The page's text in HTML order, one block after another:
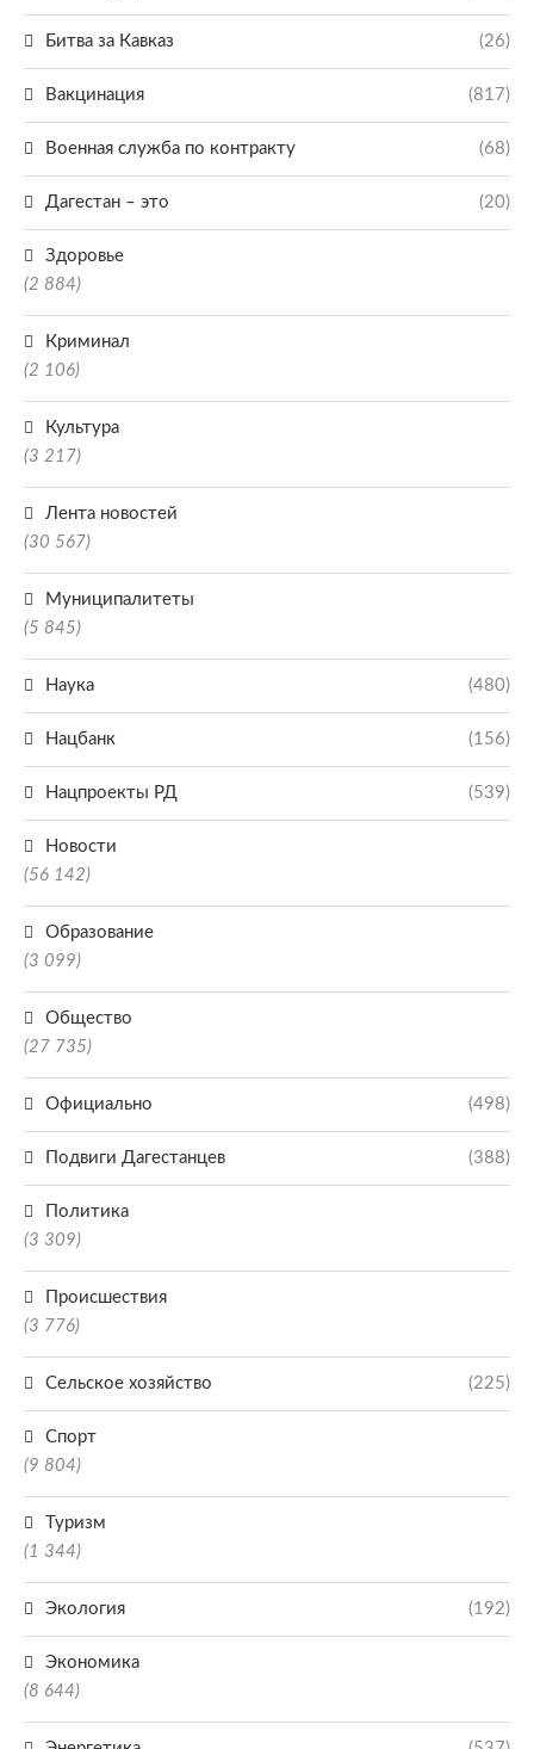
Битва за Кавказ (26)
Вакцинация (817)
Военная служба по контракту (68)
Дагестан – это (20)
Здоровье
(2 884)
Криминал
(2 106)
Культура
(3 217)
Лента новостей
(30 567)
Муниципалитеты
(5 845)
Наука (480)
Нацбанк (156)
Нацпроекты РД (539)
Новости
(56 142)
Образование
(3 099)
Общество
(27 735)
Официально (498)
Подвиги Дагестанцев (388)
Политика
(3 309)
Происшествия
(3 776)
Сельское хозяйство (225)
Спорт
(9 804)
Туризм
(1 344)
Экология (192)
Экономика
(8 644)